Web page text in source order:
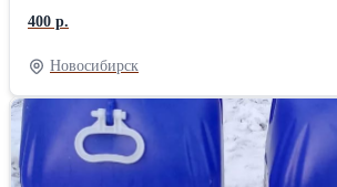
рублей при покупке от 10 штук! В розницу
адрес: г. Новосибирск, ул. Автомобилистов
работы: с понедельника по пятницу с 9 до 18
Выходной: суббота и воскресение. Телефон: 8 960 789 22 00 Эл.
почта: promtaransk@mail.ru
400 р.
Новосибирск